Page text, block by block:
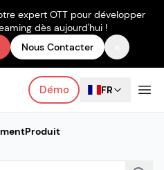
expert OTT pour développer
dès aujourd'hui !
Nous Contacter
Démo FR
Produit